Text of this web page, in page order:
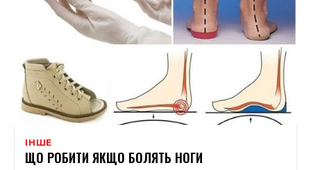
ІНШЕ
ЩО РОБИТИ ЯКЩО БОЛЯТЬ НОГИ